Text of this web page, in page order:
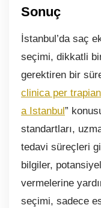
Sonuç
İstanbul’da saç
seçimi, dikkatli
gerektiren bir
clinica per
a Istanbul”
standartları,
tedavi süreçleri
bilgiler,
vermelerine
seçimi, sadece